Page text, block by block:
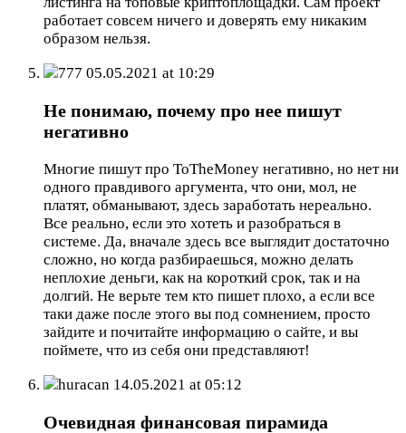
работает совсем ничего и доверять ему никаким
образом нельзя.
777 05.05.2021 at 10:29
Не понимаю, почему про нее пишут
негативно
Многие пишут про ToTheMoney негативно, но нет ни
одного правдивого аргумента, что они, мол, не
платят, обманывают, здесь заработать нереально.
Все реально, если это хотеть и разобраться в
системе. Да, вначале здесь все выглядит достаточно
сложно, но когда разбираешься, можно делать
неплохие деньги, как на короткий срок, так и на
долгий. Не верьте тем кто пишет плохо, а если все
таки даже после этого вы под сомнением, просто
зайдите и почитайте информацию о сайте, и вы
поймете, что из себя они представляют!
huracan 14.05.2021 at 05:12
Очевидная финансовая пирамида